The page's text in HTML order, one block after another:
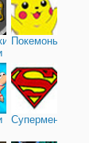
Покемоны
Супермен